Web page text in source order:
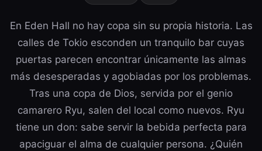
En Eden Hall no hay copa sin su propia historia. Las
calles de Tokio esconden un tranquilo bar cuyas
puertas parecen encontrar únicamente las almas
más desesperadas y agobiadas por los problemas.
Tras una copa de Dios, servida por el genio
camarero Ryu, salen del local como nuevos. Ryu
tiene un don: sabe servir la bebida perfecta para
apaciguar el alma de cualquier persona. ¿Quién